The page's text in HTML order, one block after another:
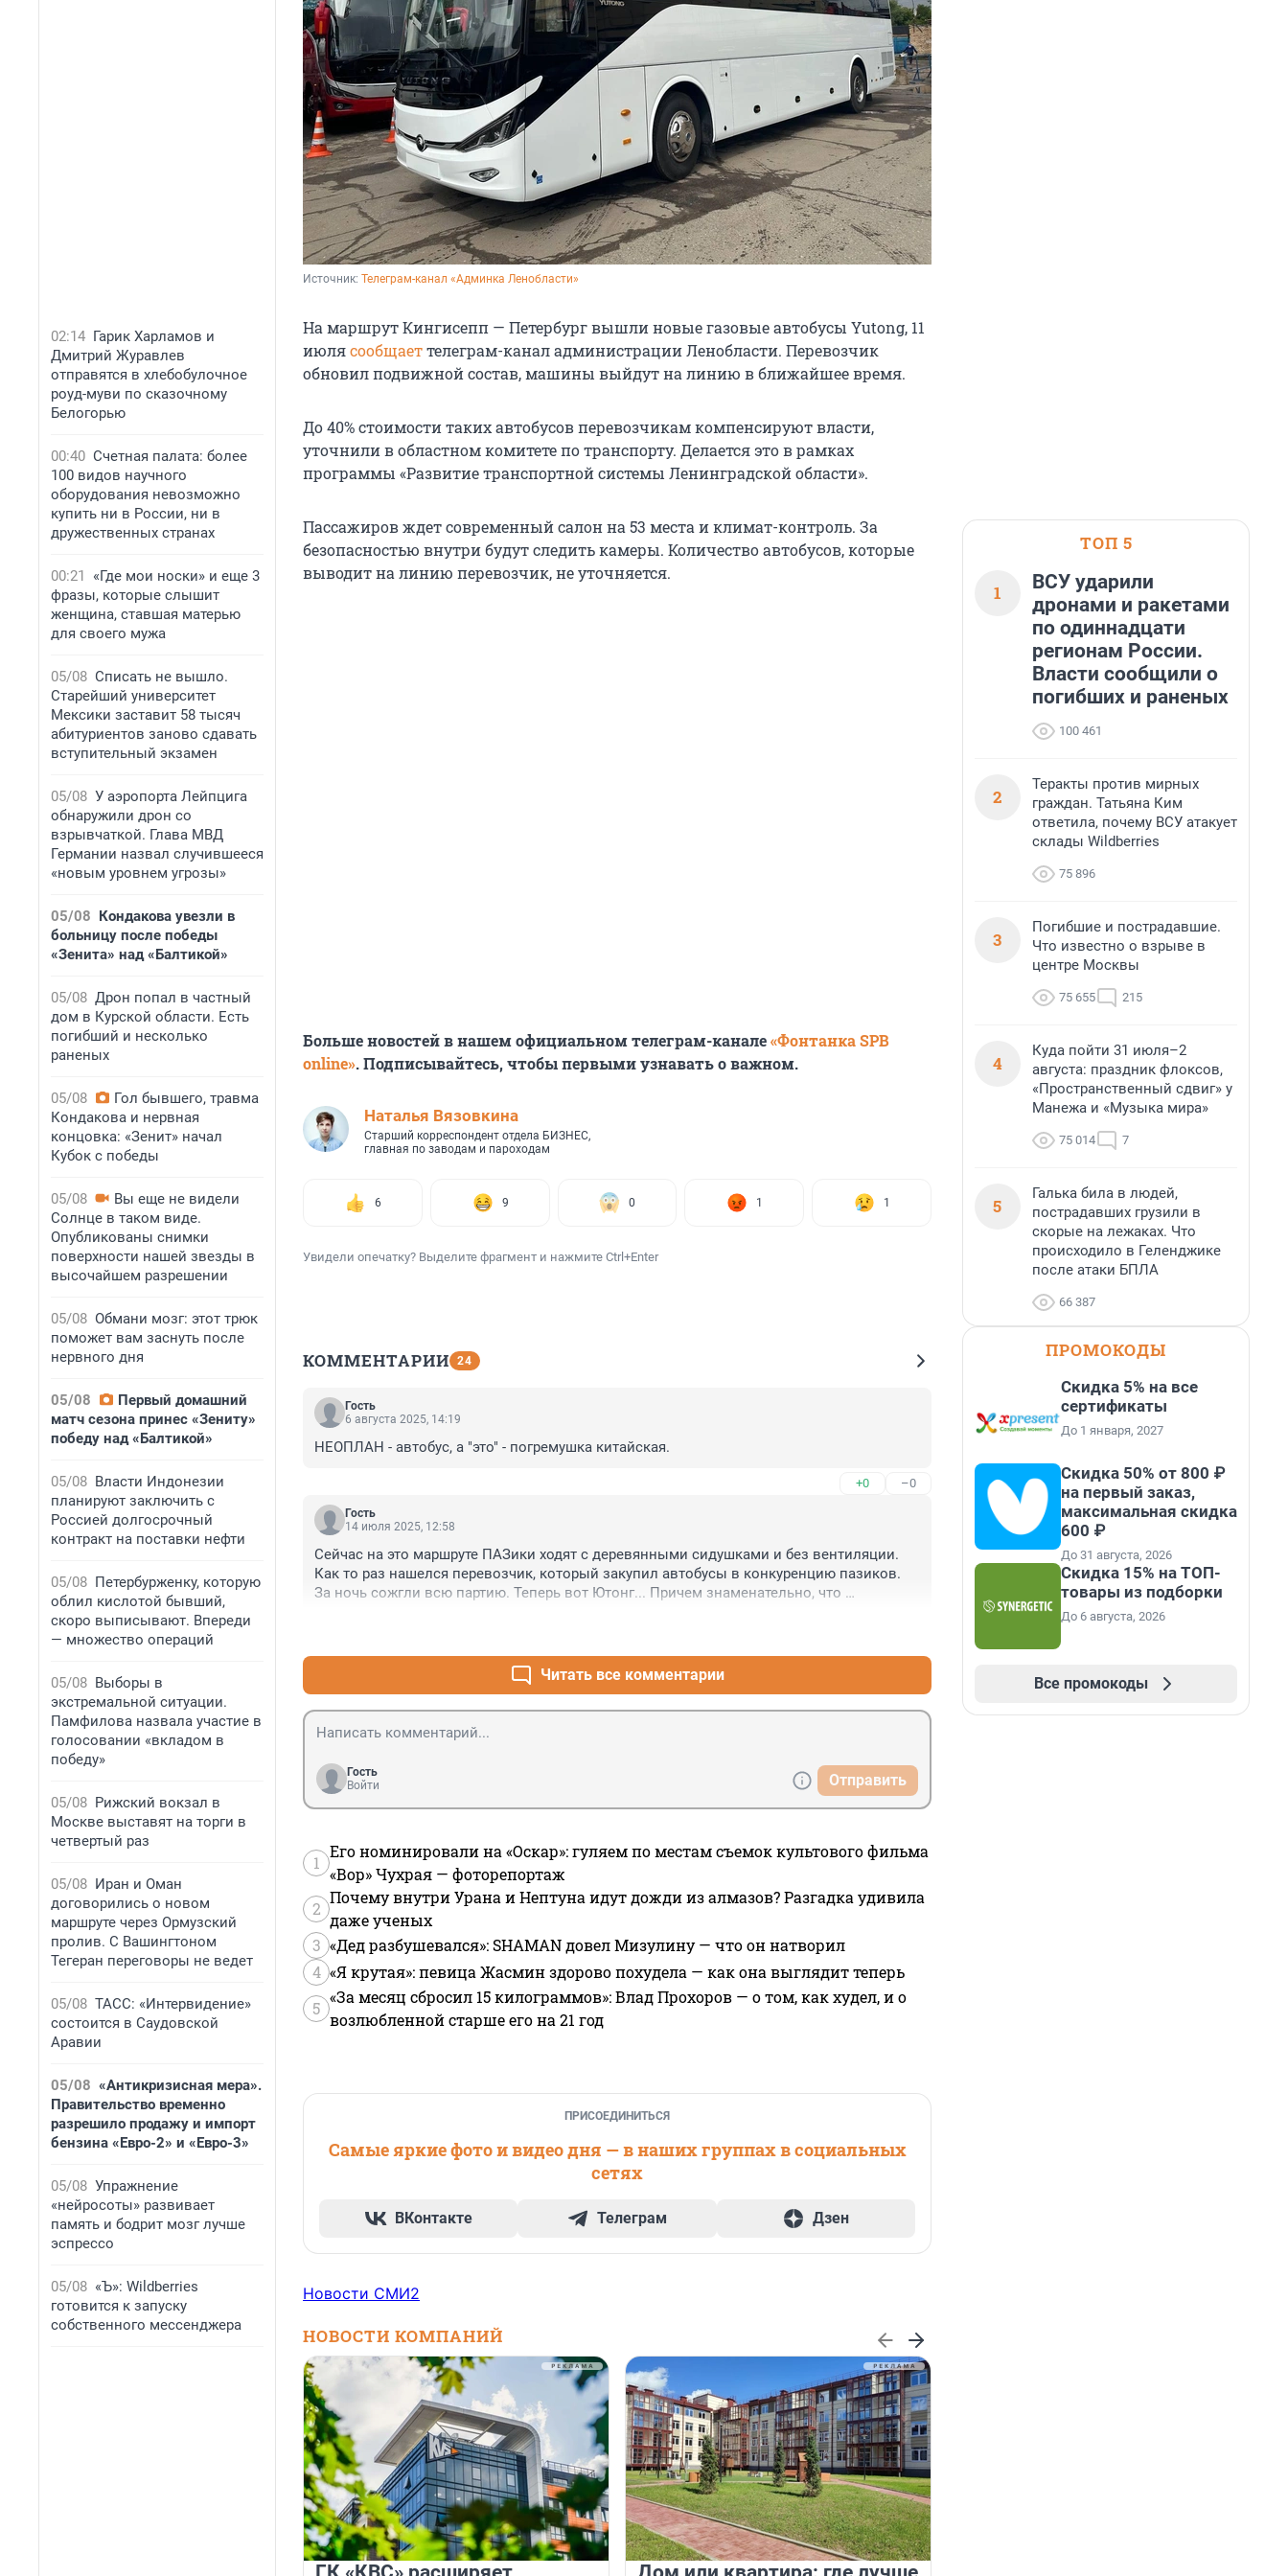
02:14 Гарик Харламов и
Дмитрий Журавлев
отправятся в хлебобулочное
роуд-муви по сказочному
Белогорью
00:40 Счетная палата: более
100 видов научного
оборудования невозможно
купить ни в России, ни в
дружественных странах
00:21
«Где мои носки» и еще 3
фразы, которые слышит
женщина, ставшая матерью
для своего мужа
05/08 Списать не вышло.
Старейший университет
Мексики заставит 58 тысяч
абитуриентов заново сдавать
вступительный экзамен
05/08 У аэропорта Лейпцига
обнаружили дрон со
взрывчаткой. Глава МВД
Германии назвал случившееся
«новым уровнем угрозы»
05/08 Кондакова увезли в
больницу после победы
«Зенита» над «Балтикой»
05/08 Дрон попал в частный
дом в Курской области. Есть
погибший и несколько
раненых
05/08
Гол бывшего, травма
Кондакова и нервная
концовка: «Зенит» начал
Кубок с победы
05/08
Вы еще не видели
Солнце в таком виде.
Опубликованы снимки
поверхности нашей звезды в
высочайшем разрешении
05/08 Обмани мозг: этот трюк
поможет вам заснуть после
нервного дня
05/08
Первый домашний
матч сезона принес «Зениту»
победу над «Балтикой»
05/08 Власти Индонезии
планируют заключить с
Россией долгосрочный
контракт на поставки нефти
05/08 Петербурженку, которую
облил кислотой бывший,
скоро выписывают. Впереди
— множество операций
05/08 Выборы в
экстремальной ситуации.
Памфилова назвала участие в
голосовании «вкладом в
победу»
05/08 Рижский вокзал в
Москве выставят на торги в
четвертый раз
05/08 Иран и Оман
договорились о новом
маршруте через Ормузский
пролив. С Вашингтоном
Тегеран переговоры не ведет
05/08 ТАСС: «Интервидение»
состоится в Саудовской
Аравии
05/08 «Антикризисная мера».
Правительство временно
разрешило продажу и импорт
бензина «Евро-2» и «Евро-3»
05/08 Упражнение
«нейросоты» развивает
память и бодрит мозг лучше
эспрессо
05/08 «Ъ»: Wildberries
готовится к запуску
собственного мессенджера
Источник: Телеграм-канал «Админка Ленобласти»
На маршрут Кингисепп — Петербург вышли новые газовые автобусы Yutong, 11
июлясообщаеттелеграм-канал администрации Ленобласти. Перевозчик
обновил подвижной состав, машины выйдут на линию в ближайшее время.
До 40% стоимости таких автобусов перевозчикам компенсируют власти,
уточнили в областном комитете по транспорту. Делается это в рамках
программы «Развитие транспортной системы Ленинградской области».
Пассажиров ждет современный салон на 53 места и климат-контроль. За
безопасностью внутри будут следить камеры. Количество автобусов, которые
выводит на линию перевозчик, не уточняется.
Больше новостей в нашем официальном телеграм-канале«Фонтанка SPB
online». Подписывайтесь, чтобы первыми узнавать о важном.
Наталья Вязовкина
Старший корреспондент отдела БИЗНЕС,
главная по заводам и пароходам
6 9 0 1 1
Увидели опечатку? Выделите фрагмент и нажмите Ctrl+Enter
КОММЕНТАРИИ 24
Гость
6 августа 2025, 14:19
НЕОПЛАН - автобус, а "это" - погремушка китайская.
+0 –0
Гость
14 июля 2025, 12:58
Сейчас на это маршруте ПАЗики ходят с деревянными сидушками и без вентиляции.
Как то раз нашелся перевозчик, который закупил автобусы в конкуренцию пазиков.
За ночь сожгли всю партию. Теперь вот Ютонг... Причем знаменательно, что
Читать все комментарии
Гость
Войти
Отправить
1
Его номинировали на «Оскар»: гуляем по местам съемок культового фильма
«Вор» Чухрая — фоторепортаж
2
Почему внутри Урана и Нептуна идут дожди из алмазов? Разгадка удивила
даже ученых
3 «Дед разбушевался»: SHAMAN довел Мизулину — что он натворил
4 «Я крутая»: певица Жасмин здорово похудела — как она выглядит теперь
5
«За месяц сбросил 15 килограммов»: Влад Прохоров — о том, как худел, и о
возлюбленной старше его на 21 год
ПРИСОЕДИНИТЬСЯ
Самые яркие фото и видео дня — в наших группах в социальных
сетях
ВКонтакте Телеграм Дзен
Новости СМИ2
НОВОСТИ КОМПАНИЙ
ТОП 5
1
ВСУ ударили
дронами и ракетами
по одиннадцати
регионам России.
Власти сообщили о
погибших и раненых
100 461
2
Теракты против мирных
граждан. Татьяна Ким
ответила, почему ВСУ атакует
склады Wildberries
75 896
3
Погибшие и пострадавшие.
Что известно о взрыве в
центре Москвы
75 655 215
4
Куда пойти 31 июля–2
августа: праздник флоксов,
«Пространственный сдвиг» у
Манежа и «Музыка мира»
75 014 7
5
Галька била в людей,
пострадавших грузили в
скорые на лежаках. Что
происходило в Геленджике
после атаки БПЛА
66 387
ПРОМОКОДЫ
Скидка 5% на все
сертификаты
До 1 января, 2027
Скидка 50% от 800 ₽
на первый заказ,
максимальная скидка
600 ₽
До 31 августа, 2026
Скидка 15% на ТОП-
товары из подборки
До 6 августа, 2026
Все промокоды